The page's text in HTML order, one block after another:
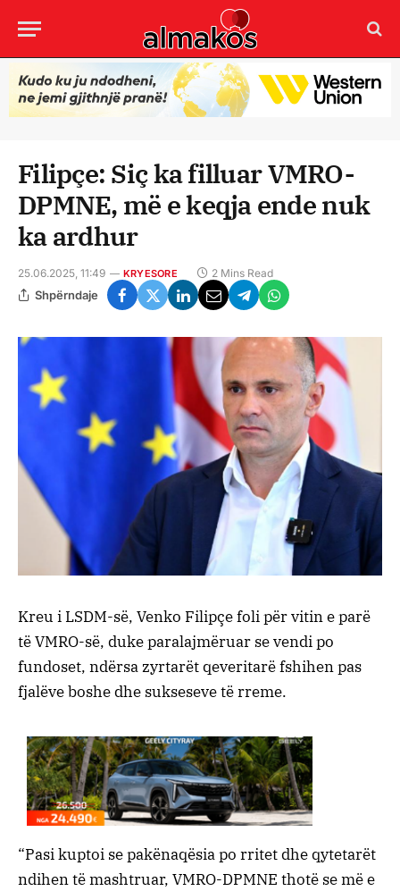
Filipçe: Siç ka filluar VMRO-
DPMNE, më e keqja ende nuk
ka ardhur
25.06.2025, 11:49 KRYESORE 2 Mins Read
Shpërndaje
Kreu i LSDM-së, Venko Filipçe foli për vitin e parë
të VMRO-së, duke paralajmëruar se vendi po
fundoset, ndërsa zyrtarët qeveritarë fshihen pas
fjalëve boshe dhe sukseseve të rreme.
“Pasi kuptoi se pakënaqësia po rritet dhe qytetarët
ndihen të mashtruar, VMRO-DPMNE thotë se më e